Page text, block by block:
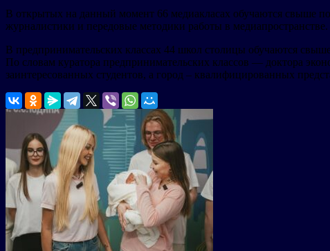
В открытых на данный момент 66 медиакласах обучаются свыше
журналистики и передовые методики работы в медиапространстве.
В предпринимательских классах 44 школ столицы обучаются
По словам куратора предпринимательских классов — доктора
заинтересованных студентов, а город – квалифицированных